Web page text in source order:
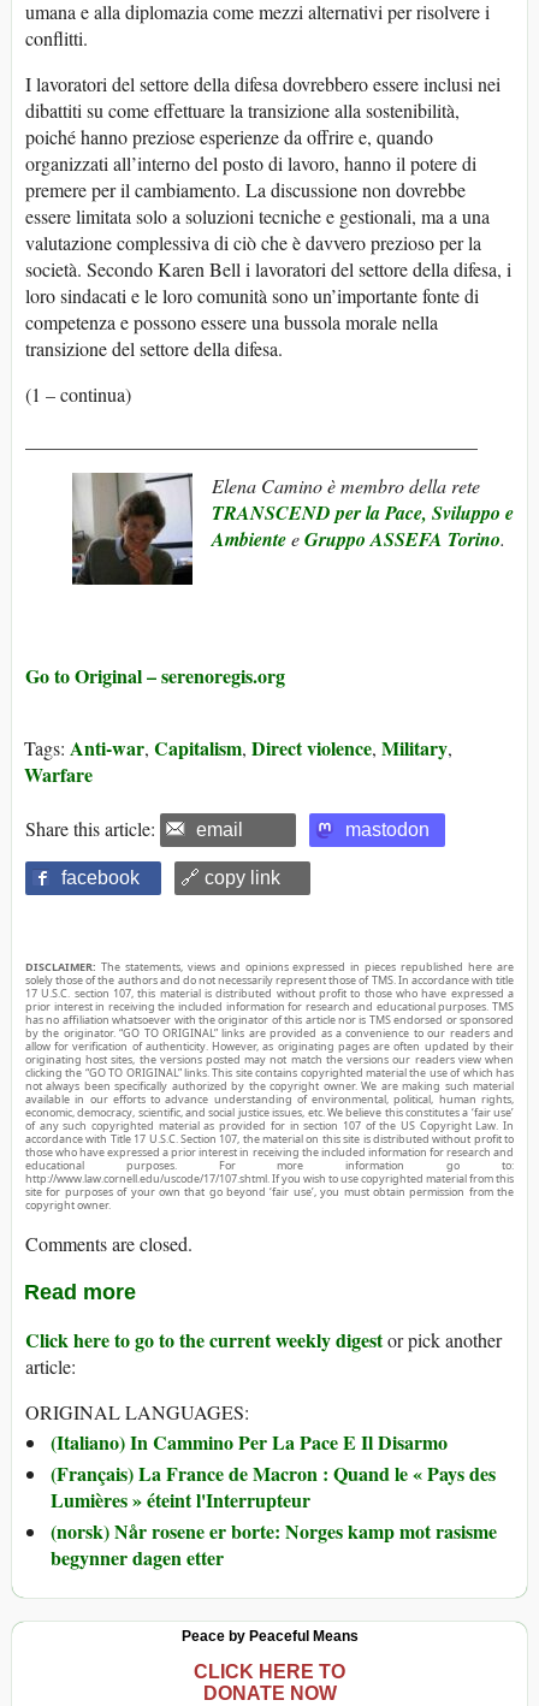
umana e alla diplomazia come mezzi alternativi per risolvere i
conflitti.
I lavoratori del settore della difesa dovrebbero essere inclusi nei
dibattiti su come effettuare la transizione alla sostenibilità,
poiché hanno preziose esperienze da offrire e, quando
organizzati all’interno del posto di lavoro, hanno il potere di
premere per il cambiamento. La discussione non dovrebbe
essere limitata solo a soluzioni tecniche e gestionali, ma a una
valutazione complessiva di ciò che è davvero prezioso per la
società. Secondo Karen Bell i ​​lavoratori del settore della difesa, i
loro sindacati e le loro comunità sono un’importante fonte di
competenza e possono essere una bussola morale nella
transizione del settore della difesa.
(1 – continua)
Elena Caminoè membro della rete
TRANSCEND per la Pace, Sviluppo e
AmbienteeGruppo ASSEFA Torino.
Go to Original – serenoregis.org
Tags: Anti-war, Capitalism, Direct violence, Military,
Warfare
Share this article: email mastodon
facebook 🔗 copy link
DISCLAIMER: The statements, views and opinions expressed in pieces republished here are
solely those of the authors and do not necessarily represent those of TMS. In accordance with title
17 U.S.C. section 107, this material is distributed without profit to those who have expressed a
prior interest in receiving the included information for research and educational purposes. TMS
has no affiliation whatsoever with the originator of this article nor is TMS endorsed or sponsored
by the originator. “GO TO ORIGINAL” links are provided as a convenience to our readers and
allow for verification of authenticity. However, as originating pages are often updated by their
originating host sites, the versions posted may not match the versions our readers view when
clicking the “GO TO ORIGINAL” links. This site contains copyrighted material the use of which has
not always been specifically authorized by the copyright owner. We are making such material
available in our efforts to advance understanding of environmental, political, human rights,
economic, democracy, scientific, and social justice issues, etc. We believe this constitutes a ‘fair use’
of any such copyrighted material as provided for in section 107 of the US Copyright Law. In
accordance with Title 17 U.S.C. Section 107, the material on this site is distributed without profit to
those who have expressed a prior interest in receiving the included information for research and
educational purposes. For more information go to:
http://www.law.cornell.edu/uscode/17/107.shtml. If you wish to use copyrighted material from this
site for purposes of your own that go beyond ‘fair use’, you must obtain permission from the
copyright owner.
Comments are closed.
Read more
Click here to go to the current weekly digestor pick another
article:
ORIGINAL LANGUAGES:
(Italiano) In Cammino Per La Pace E Il Disarmo
(Français) La France de Macron : Quand le « Pays des
Lumières » éteint l'Interrupteur
(norsk) Når rosene er borte: Norges kamp mot rasisme
begynner dagen etter
Peace by Peaceful Means
CLICK HERE TO
DONATE NOW